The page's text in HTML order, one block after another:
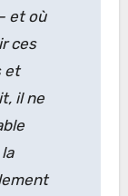
et où
ces
et
il ne